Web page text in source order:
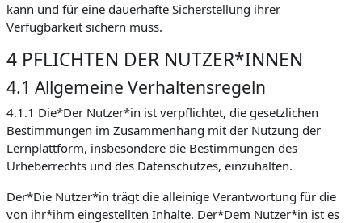
kann und für eine dauerhafte Sicherstellung ihrer
Verfügbarkeit sichern muss.
4 PFLICHTEN DER NUTZER*INNEN
4.1 Allgemeine Verhaltensregeln
4.1.1 Die*Der Nutzer*in ist verpflichtet, die gesetzlichen
Bestimmungen im Zusammenhang mit der Nutzung der
Lernplattform, insbesondere die Bestimmungen des
Urheberrechts und des Datenschutzes, einzuhalten.
Der*Die Nutzer*in trägt die alleinige Verantwortung für die
von ihr*ihm eingestellten Inhalte. Der*Dem Nutzer*in ist es